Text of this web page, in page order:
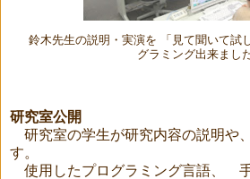
鈴木先生の説明・実演を 「見て聞いて試
グラミング出来ました
研究室公開
研究室の学生が研究内容の説明や
す。
使用したプログラミング言語、